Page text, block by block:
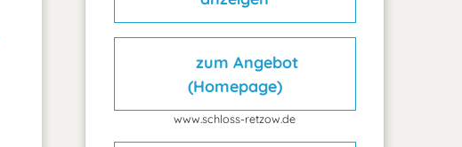
zum Angebot
(Homepage)
www.schloss-retzow.de